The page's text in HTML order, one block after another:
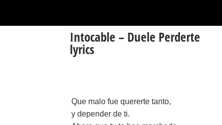
Intocable – Duele Perderte
lyrics
Que malo fue quererte tanto,
y depender de ti.